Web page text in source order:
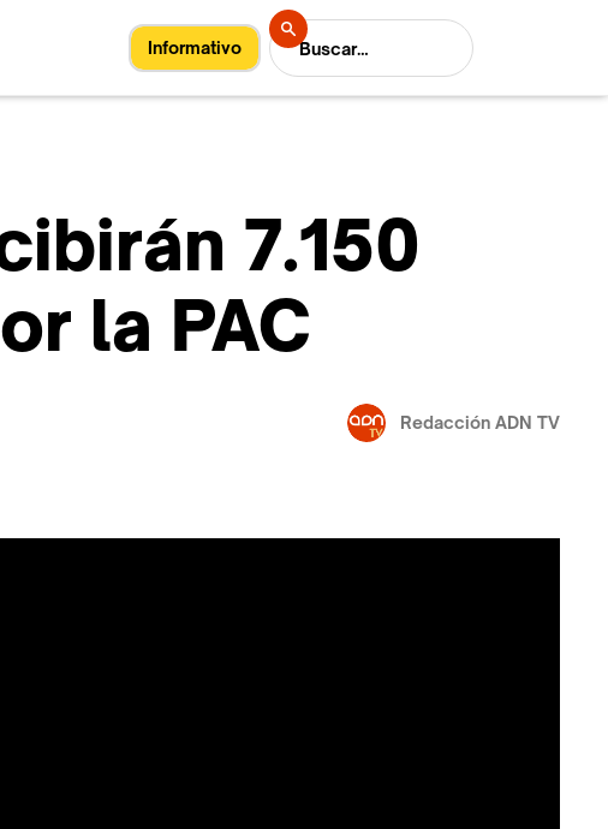
Informativo
7.150
la PAC
Redacción ADN TV